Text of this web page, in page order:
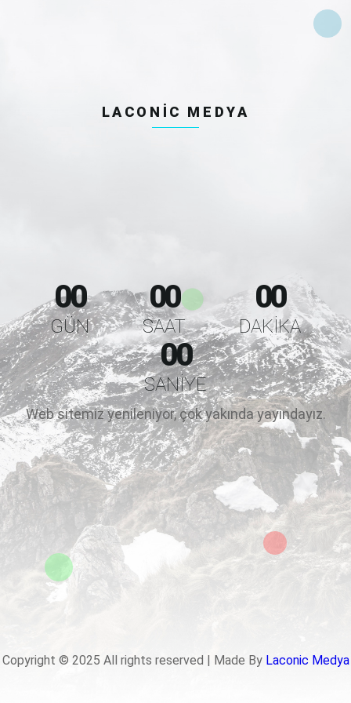
LACONIC MEDYA
00
GÜN
00
SAAT
00
DAKIKA
00
SANIYE
Web sitemiz yenileniyor, çok yakında yayındayız.
Copyright © 2025 All rights reserved | Made By Laconic Medya